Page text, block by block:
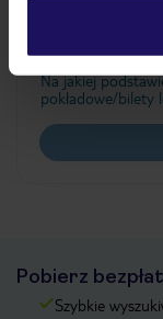
Jak zmienić
Czy w Hotelu
Na jakiej
pokładowe/bilety
Pobierz
Szybkie